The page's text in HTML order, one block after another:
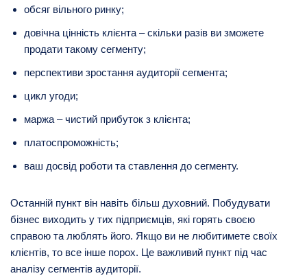
обсяг вільного ринку;
довічна цінність клієнта – скільки разів ви зможете
продати такому сегменту;
перспективи зростання аудиторії сегмента;
цикл угоди;
маржа – чистий прибуток з клієнта;
платоспроможність;
ваш досвід роботи та ставлення до сегменту.
Останній пункт він навіть більш духовний. Побудувати
бізнес виходить у тих підприємців, які горять своєю
справою та люблять його. Якщо ви не любитимете своїх
клієнтів, то все інше порох. Це важливий пункт під час
аналізу сегментів аудиторії.